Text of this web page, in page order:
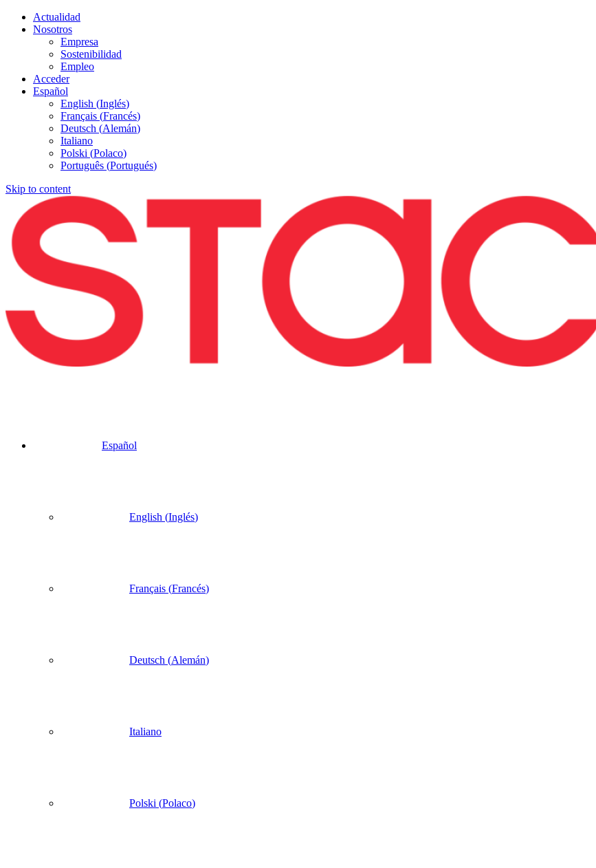
Actualidad
Nosotros
Empresa
Sostenibilidad
Empleo
Acceder
Español
English (Inglés)
Français (Francés)
Deutsch (Alemán)
Italiano
Polski (Polaco)
Português (Portugués)
Skip to content
Español
English (Inglés)
Français (Francés)
Deutsch (Alemán)
Italiano
Polski (Polaco)